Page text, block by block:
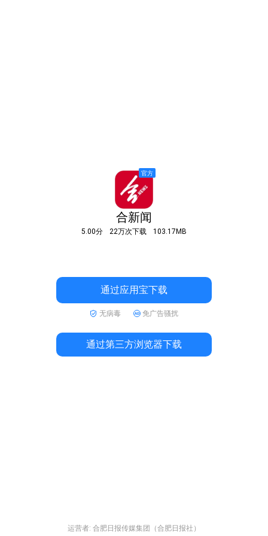
合新闻
5.00分 22万次下载 103.17MB
通过应用宝下载
无病毒 免广告骚扰
通过第三方浏览器下载
运营者: 合肥日报传媒集团（合肥日报社）